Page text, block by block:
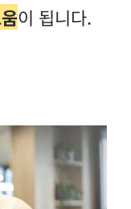
이 됩니다.